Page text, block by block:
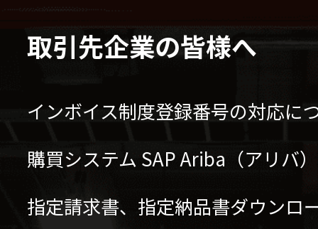
取引先企業の皆様へ
インボイス制度登録番号の対応に
購買システム SAP Ariba（アリバ
指定請求書、指定納品書ダウンロ